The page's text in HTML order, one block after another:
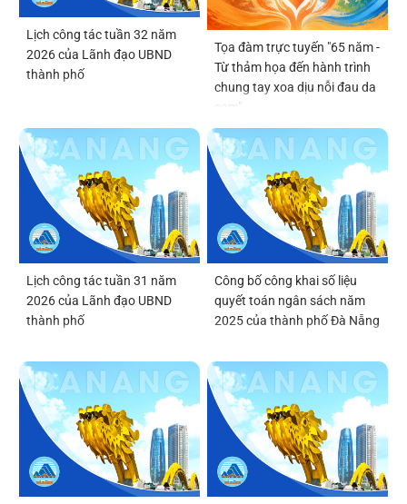
Lịch công tác tuần 32 năm
2026 của Lãnh đạo UBND
thành phố
Tọa đàm trực tuyến "65 năm -
Từ thảm họa đến hành trình
chung tay xoa dịu nỗi đau da
cam"
Lịch công tác tuần 31 năm
2026 của Lãnh đạo UBND
thành phố
Công bố công khai số liệu
quyết toán ngân sách năm
2025 của thành phố Đà Nẵng